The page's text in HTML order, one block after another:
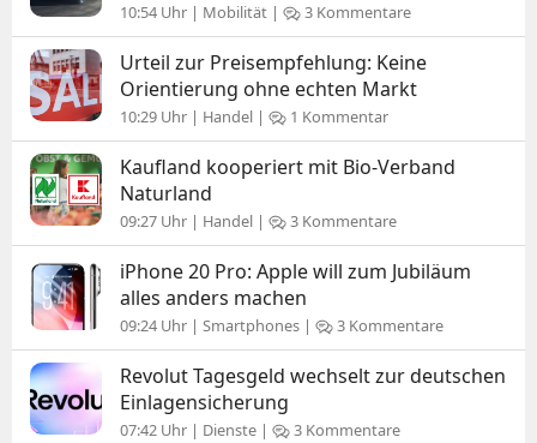
10:54 Uhr | Mobilität | 3 Kommentare
Urteil zur Preisempfehlung: Keine
Orientierung ohne echten Markt
10:29 Uhr | Handel | 1 Kommentar
Kaufland kooperiert mit Bio-Verband
Naturland
09:27 Uhr | Handel | 3 Kommentare
iPhone 20 Pro: Apple will zum Jubiläum
alles anders machen
09:24 Uhr | Smartphones | 3 Kommentare
Revolut Tagesgeld wechselt zur deutschen
Einlagensicherung
07:42 Uhr | Dienste | 3 Kommentare